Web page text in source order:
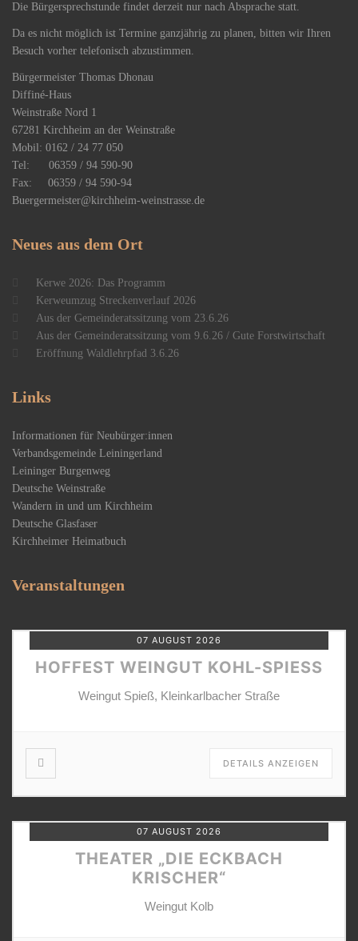
Die Bürgersprechstunde findet derzeit nur nach Absprache statt.
Da es nicht möglich ist Termine ganzjährig zu planen, bitten wir Ihren
Besuch vorher telefonisch abzustimmen.
Bürgermeister Thomas Dhonau
Diffiné-Haus
​Weinstraße Nord 1
67281 Kirchheim an der Weinstraße
Mobil: 0162 / 24 77 050
Tel: 06359 / 94 590-90
Fax: 06359 / 94 590-94
Buergermeister@kirchheim-weinstrasse.de
Neues aus dem Ort
Kerwe 2026: Das Programm
Kerweumzug Streckenverlauf 2026
Aus der Gemeinderatssitzung vom 23.6.26
Aus der Gemeinderatssitzung vom 9.6.26 / Gute Forstwirtschaft
Eröffnung Waldlehrpfad 3.6.26
Links
Informationen für Neubürger:innen
Verbandsgemeinde Leiningerland
Leininger Burgenweg
Deutsche Weinstraße
Wandern in und um Kirchheim
Deutsche Glasfaser
Kirchheimer Heimatbuch
Veranstaltungen
07 AUGUST 2026
HOFFEST WEINGUT KOHL-SPIESS
Weingut Spieß, Kleinkarlbacher Straße
DETAILS ANZEIGEN
07 AUGUST 2026
THEATER „DIE ECKBACH
KRISCHER“
Weingut Kolb